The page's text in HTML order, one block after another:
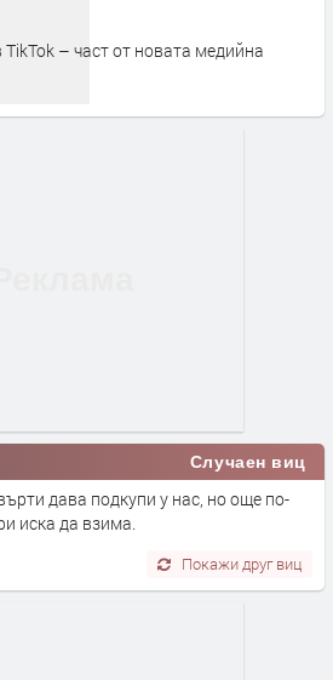
TikTok – част от новата медийна
Случаен виц
дава подкупи у нас, но още по-
иска да взима.
Покажи друг виц